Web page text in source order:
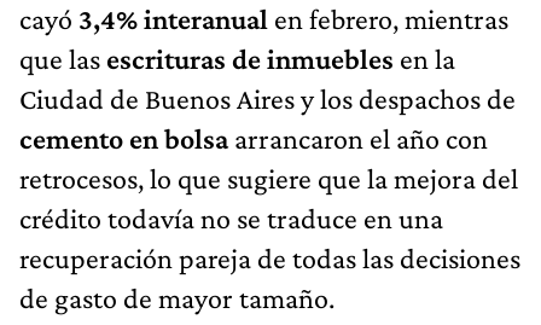
cayó 3,4% interanual en febrero, mientras
que las escrituras de inmuebles en la
Ciudad de Buenos Aires y los despachos de
cemento en bolsaarrancaron el año con
retrocesos, lo que sugiere que la mejora del
crédito todavía no se traduce en una
recuperación pareja de todas las decisiones
de gasto de mayor tamaño.